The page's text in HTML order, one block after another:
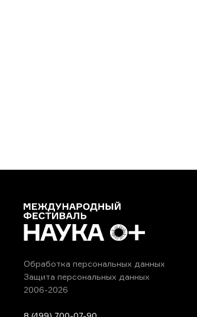
Обработка персональных данных
Защита персональных данных
2006-2026